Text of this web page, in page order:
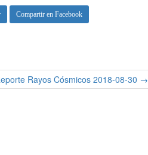
Compartir en Facebook
Rayos Cósmicos 2018-08-30 →